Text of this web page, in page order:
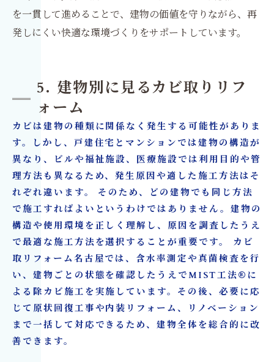
を一貫して進めることで、建物の価値を守りながら、再
発しにくい快適な環境づくりをサポートしています。
5. 建物別に見るカビ取りリフ
ォーム
カビは建物の種類に関係なく発生する可能性がありま
す。しかし、戸建住宅とマンションでは建物の構造が
異なり、ビルや福祉施設、医療施設では利用目的や管
理方法も異なるため、発生原因や適した施工方法はそ
れぞれ違います。 そのため、どの建物でも同じ方法
で施工すればよいというわけではありません。建物の
構造や使用環境を正しく理解し、原因を調査したうえ
で最適な施工方法を選択することが重要です。 カビ
取リフォーム名古屋では、含水率測定や真菌検査を行
い、建物ごとの状態を確認したうえでMIST工法®に
よる除カビ施工を実施しています。その後、必要に応
じて原状回復工事や内装リフォーム、リノベーション
まで一括して対応できるため、建物全体を総合的に改
善できます。